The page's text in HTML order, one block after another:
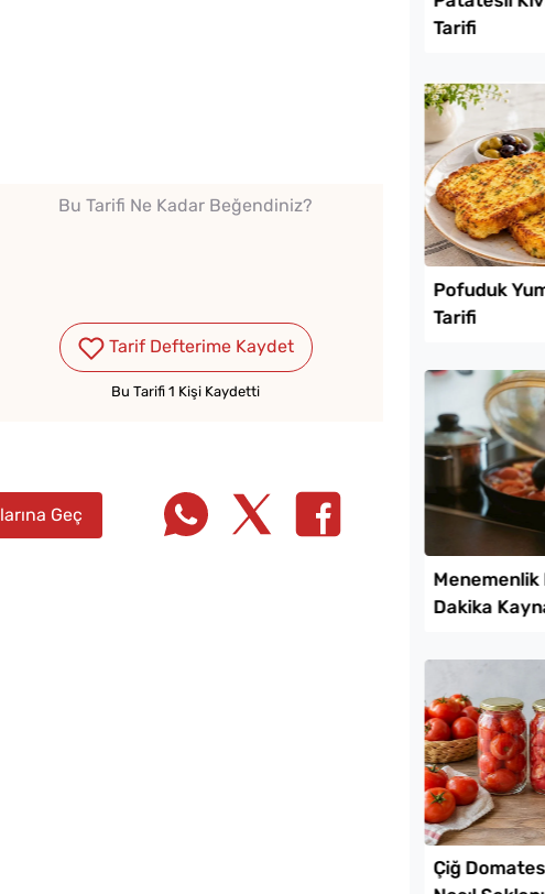
Bu Tarifi Ne Kadar Beğendiniz?
Tarif Defterime Kaydet
Bu Tarifi 1 Kişi Kaydetti
Geç
Olmadan 5
Domates Sosunun
Ne Konur?
Yağ Çekmeyen Çıtır
Patlıcan Kızartması Tarifi